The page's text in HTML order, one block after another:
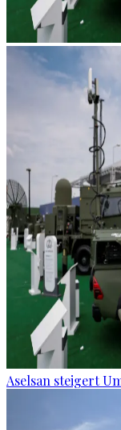
Aselsan steigert